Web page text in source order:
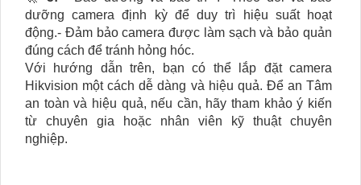
dưỡng camera định kỳ để duy trì hiệu suất hoạt
động.- Đảm bảo camera được làm sạch và bảo quản
đúng cách để tránh hỏng hóc.
Với hướng dẫn trên, bạn có thể lắp đặt camera
Hikvision một cách dễ dàng và hiệu quả. Để an Tâm
an toàn và hiệu quả, nếu cần, hãy tham khảo ý kiến
từ chuyên gia hoặc nhân viên kỹ thuật chuyên
nghiệp.